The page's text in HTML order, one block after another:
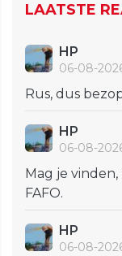
LAATSTE
HP
06-08-
Rus, dus
HP
06-08-
Mag je
FAFO.
HP
06-08-